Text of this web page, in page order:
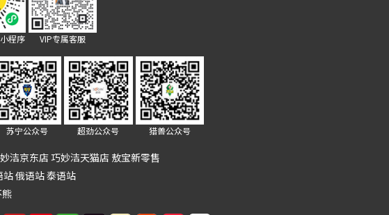
程序 VIP专属客服
苏宁公众号 超劲公众号 猎兽公众号
洁京东店巧妙洁天猫店 敖宝新零售
站俄语站泰语站